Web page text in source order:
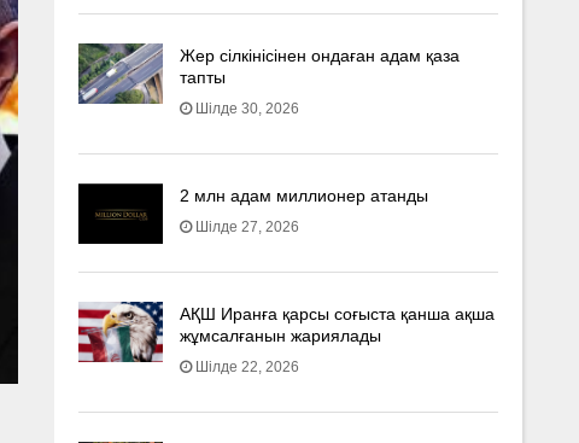
Жер сілкінісінен ондаған адам қаза
тапты
Шілде 30, 2026
2 млн адам миллионер атанды
Шілде 27, 2026
АҚШ Иранға қарсы соғыста қанша ақша
жұмсалғанын жариялады
Шілде 22, 2026